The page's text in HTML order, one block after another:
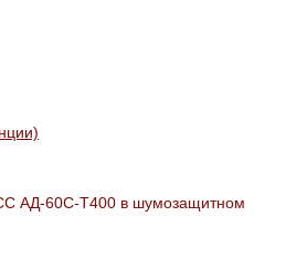
АД-60С-Т400 в шумозащитном